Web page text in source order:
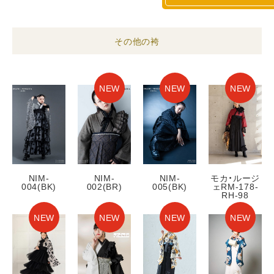
その他の袴
NIM-
004(BK)
NEW
NIM-
002(BR)
NEW
NIM-
005(BK)
NEW
モカ・ルージ
ェRM-178-
RH-98
NEW
NEW NEW NEW